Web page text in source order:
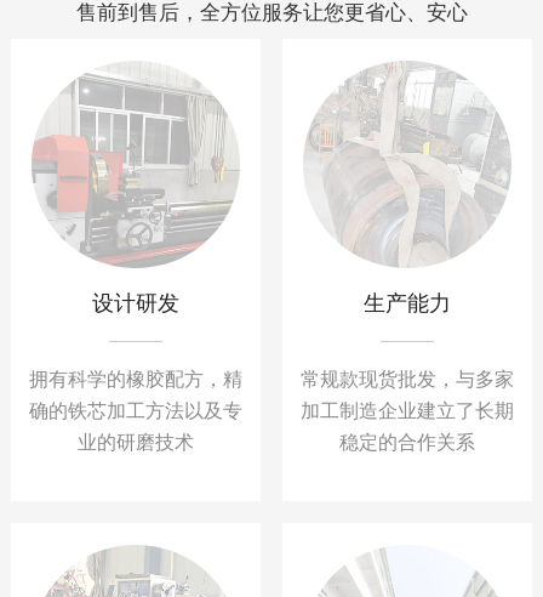
售前到售后，全方位服务让您更省心、安心
设计研发
拥有科学的橡胶配方，精
确的铁芯加工方法以及专
业的研磨技术
生产能力
常规款现货批发，与多家
加工制造企业建立了长期
稳定的合作关系